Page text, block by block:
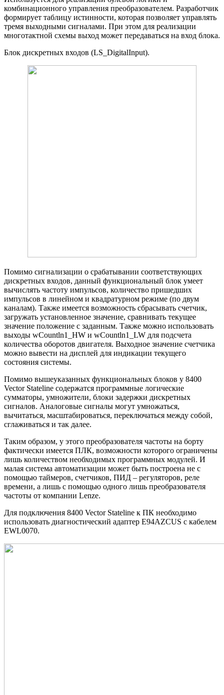
комбинационного управления преобразователем. Разработчик
формирует таблицу истинности, которая позволяет управлять
тремя выходными сигналами. При этом для реализации
многотактной схемы выход может передаваться на вход блока.
Блок дискретных входов (LS_DigitalInput).
Помимо сигнализации о срабатывании соответствующих
дискретных входов, данный функциональный блок умеет
вычислять частоту импульсов, количество пришедших
импульсов в линейном и квадратурном режиме (по двум
каналам). Также имеется возможность сбрасывать счетчик,
загружать установленное значение, сравнивать текущее
значение положение с заданным. Также можно использовать
выходы wCountln1_HW и wCountln1_LW для подсчета
количества оборотов двигателя. Выходное значение счетчика
можно вывести на дисплей для индикации текущего
состояния системы.
Помимо вышеуказанных функциональных блоков у 8400
Vector Stateline содержатся программные логические
сумматоры, умножители, блоки задержки дискретных
сигналов. Аналоговые сигналы могут умножаться,
вычитаться, масштабироваться, переключаться между собой,
сглаживаться и так далее.
Таким образом, у этого преобразователя частоты на борту
фактически имеется ПЛК, возможности которого ограничены
лишь количеством необходимых программных модулей. И
малая система автоматизации может быть построена не с
помощью таймеров, счетчиков, ПИД – регуляторов, реле
времени, а лишь с помощью одного лишь преобразователя
частоты от компании Lenze.
Для подключения 8400 Vector Stateline к ПК необходимо
использовать диагностический адаптер E94AZCUS с кабелем
EWL0070.